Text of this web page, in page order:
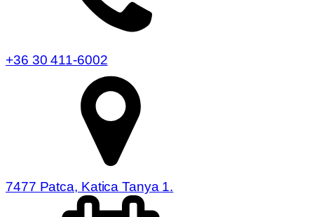
+36 30 411-6002
7477 Patca, Katica Tanya 1.